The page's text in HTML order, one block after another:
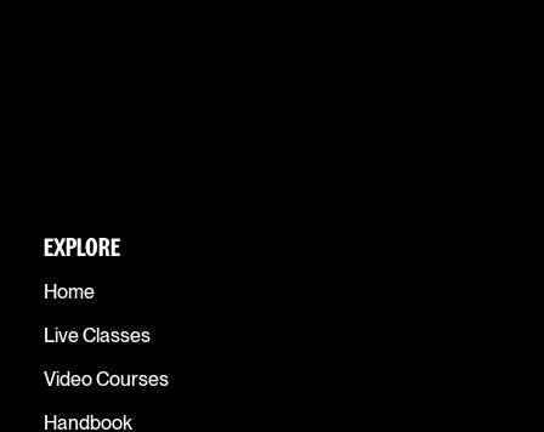
EXPLORE
Home
Live Classes
Video Courses
Handbook